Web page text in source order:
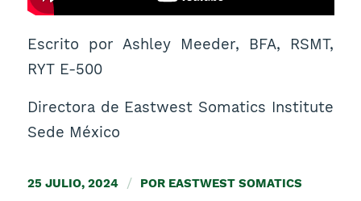
Escrito por Ashley Meeder, BFA, RSMT,
RYT E-500
Directora de Eastwest Somatics Institute
Sede México
25 JULIO, 2024 / POR EASTWEST SOMATICS